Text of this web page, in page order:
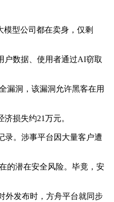
型公司都在卖身，仅剩
数据、使用者通过AI窃取
漏洞，该漏洞允许黑客在用
损失约21万元。
。涉事平台因大量客户遭
的潜在安全风险。毕竟，安
外发布时，方舟平台就同步